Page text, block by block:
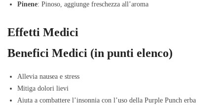
Pinene: Pinoso, aggiunge freschezza all’aroma
Effetti Medici
Benefici Medici (in punti elenco)
Allevia nausea e stress
Mitiga dolori lievi
Aiuta a combattere l’insonnia con l’uso della Purple Punch erba